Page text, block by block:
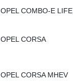
OPEL COMBO-E LIFE
OPEL CORSA
OPEL CORSA MHEV